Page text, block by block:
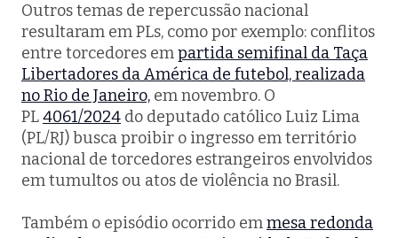
Outros temas de repercussão nacional
resultaram em PLs, como por exemplo: conflitos
entre torcedores empartida semifinal da Taça
Libertadores da América de futebol, realizada
no Rio de Janeiro, em novembro. O
PL4061/2024 do deputado católico Luiz Lima
(PL/RJ) busca proibir o ingresso em território
nacional de torcedores estrangeiros envolvidos
em tumultos ou atos de violência no Brasil.
Também o episódio ocorrido emmesa redonda